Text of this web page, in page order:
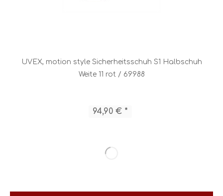
UVEX, motion style Sicherheitsschuh S1 Halbschuh
Weite 11 rot / 69988
94,90 € *